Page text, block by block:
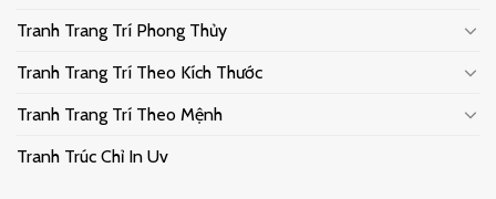
Tranh Trang Trí Phong Thủy
Tranh Trang Trí Theo Kích Thước
Tranh Trang Trí Theo Mệnh
Tranh Trúc Chỉ In Uv